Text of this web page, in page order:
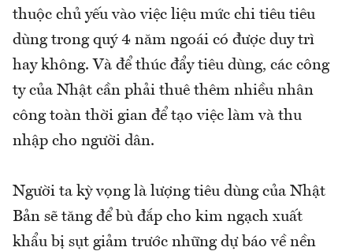
thuộc chủ yếu vào việc liệu mức chi tiêu tiêu
dùng trong quý 4 năm ngoái có được duy trì
hay không. Và để thúc đẩy tiêu dùng, các công
ty của Nhật cần phải thuê thêm nhiều nhân
công toàn thời gian để tạo việc làm và thu
nhập cho người dân.
Người ta kỳ vọng là lượng tiêu dùng của Nhật
Bản sẽ tăng để bù đắp cho kim ngạch xuất
khẩu bị sụt giảm trước những dự báo về nền